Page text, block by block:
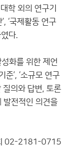
학 외의 연구기
‘국제활동 연구
다.
화를 위한 제언
준’, ‘소규모 연구
질의와 답변, 토론
발전적인 의견을
02-2181-0715